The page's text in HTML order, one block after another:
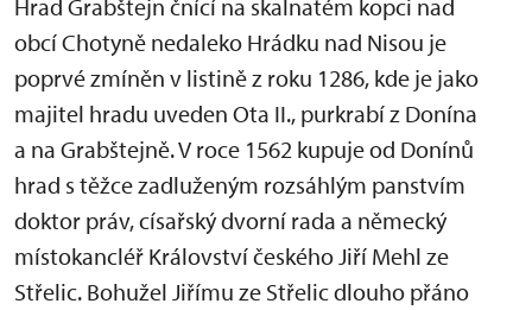
Hrad Grabštejn čnící na skalnatém kopci nad
obcí Chotyně nedaleko Hrádku nad Nisou je
poprvé zmíněn v listině z roku 1286, kde je jako
majitel hradu uveden Ota II., purkrabí z Donína
a na Grabštejně. V roce 1562 kupuje od Donínů
hrad s těžce zadluženým rozsáhlým panstvím
doktor práv, císařský dvorní rada a německý
místokancléř Království českého Jiří Mehl ze
Střelic. Bohužel Jiřímu ze Střelic dlouho přáno